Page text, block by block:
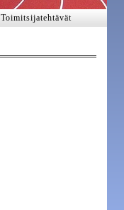
Toimitsijatehtävät